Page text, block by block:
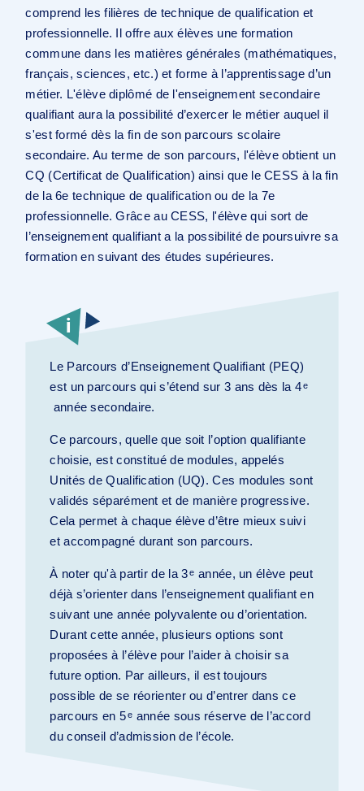
comprend les filières de technique de qualification et
professionnelle. Il offre aux élèves une formation
commune dans les matières générales (mathématiques,
français, sciences, etc.) et forme à l’apprentissage d’un
métier. L'élève diplômé de l'enseignement secondaire
qualifiant aura la possibilité d’exercer le métier auquel il
s'est formé dès la fin de son parcours scolaire
secondaire. Au terme de son parcours, l'élève obtient un
CQ (Certificat de Qualification) ainsi que le CESS à la fin
de la 6e technique de qualification ou de la 7e
professionnelle. Grâce au CESS, l'élève qui sort de
l’enseignement qualifiant a la possibilité de poursuivre sa
formation en suivant des études supérieures.
Le Parcours d’Enseignement Qualifiant (PEQ)
est un parcours qui s’étend sur 3 ans dès la 4e
année secondaire.
Ce parcours, quelle que soit l’option qualifiante
choisie, est constitué de modules, appelés
Unités de Qualification (UQ). Ces modules sont
validés séparément et de manière progressive.
Cela permet à chaque élève d’être mieux suivi
et accompagné durant son parcours.
À noter qu'à partir de la 3 e année, un élève peut
déjà s’orienter dans l’enseignement qualifiant en
suivant une année polyvalente ou d’orientation.
Durant cette année, plusieurs options sont
proposées à l’élève pour l’aider à choisir sa
future option. Par ailleurs, il est toujours
possible de se réorienter ou d’entrer dans ce
parcours en 5e année sous réserve de l’accord
du conseil d’admission de l’école.